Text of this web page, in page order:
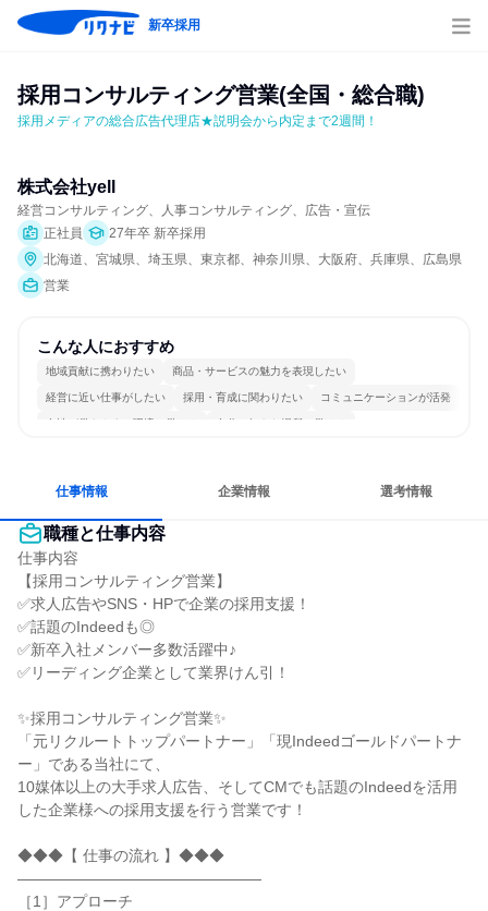
新卒採用
採用コンサルティング営業(全国・総合職)
採用メディアの総合広告代理店★説明会から内定まで2週間！
株式会社yell
経営コンサルティング、人事コンサルティング、広告・宣伝
正社員
27年卒 新卒採用
北海道、宮城県、埼玉県、東京都、神奈川県、大阪府、兵庫県、広島県
営業
こんな人におすすめ
地域貢献に携わりたい 商品・サービスの魅力を表現したい
経営に近い仕事がしたい 採用・育成に関わりたい コミュニケーションが活発
女性が働きやすい環境で働ける 自分の好きな場所で働ける
仕事情報 企業情報 選考情報
職種と仕事内容
仕事内容
【採用コンサルティング営業】
✅求人広告やSNS・HPで企業の採用支援！
✅話題のIndeedも◎
✅新卒入社メンバー多数活躍中♪
✅リーディング企業として業界けん引！
✨採用コンサルティング営業✨
「元リクルートトップパートナー」「現Indeedゴールドパートナ
ー」である当社にて、
10媒体以上の大手求人広告、そしてCMでも話題のIndeedを活用
した企業様への採用支援を行う営業です！
◆◆◆【 仕事の流れ 】◆◆◆
――――――――――――――――
［1］アプローチ